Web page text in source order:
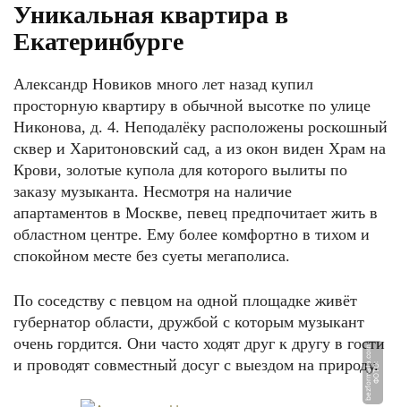
Уникальная квартира в
Екатеринбурге
Александр Новиков много лет назад купил
просторную квартиру в обычной высотке по улице
Никонова, д. 4. Неподалёку расположены роскошный
сквер и Харитоновский сад, а из окон виден Храм на
Крови, золотые купола для которого вылиты по
заказу музыканта. Несмотря на наличие
апартаментов в Москве, певец предпочитает жить в
областном центре. Ему более комфортно в тихом и
спокойном месте без суеты мегаполиса.
По соседству с певцом на одной площадке живёт
губернатор области, дружбой с которым музыкант
очень гордится. Они часто ходят друг к другу в гости
и проводят совместный досуг с выездом на природу.
Ф
О
Т
О:
b
e
z
f
o
r
m
a
t
a.
c
o
m